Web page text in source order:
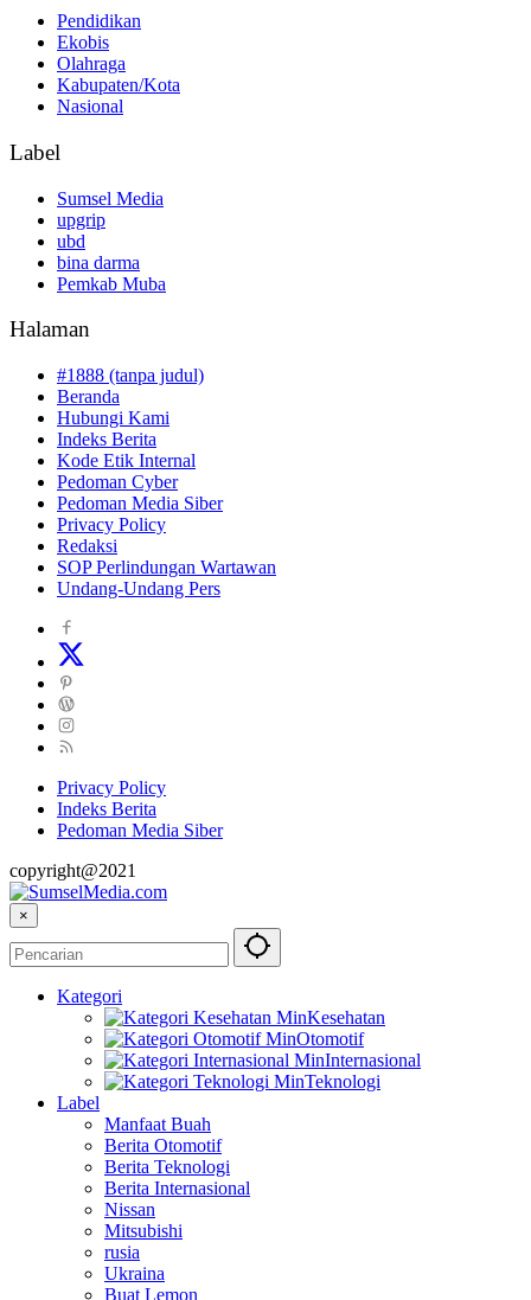
Pendidikan
Ekobis
Olahraga
Kabupaten/Kota
Nasional
Label
Sumsel Media
upgrip
ubd
bina darma
Pemkab Muba
Halaman
#1888 (tanpa judul)
Beranda
Hubungi Kami
Indeks Berita
Kode Etik Internal
Pedoman Cyber
Pedoman Media Siber
Privacy Policy
Redaksi
SOP Perlindungan Wartawan
Undang-Undang Pers
Privacy Policy
Indeks Berita
Pedoman Media Siber
copyright@2021
×
Kategori
Kesehatan
Otomotif
Internasional
Teknologi
Label
Manfaat Buah
Berita Otomotif
Berita Teknologi
Berita Internasional
Nissan
Mitsubishi
rusia
Ukraina
Buat Lemon